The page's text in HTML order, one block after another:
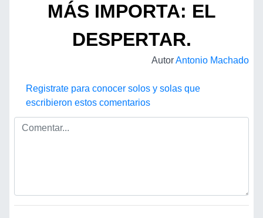
MÁS IMPORTA: EL
DESPERTAR.
AutorAntonio Machado
Registrate para conocer solos y solas que
escribieron estos comentarios